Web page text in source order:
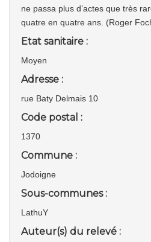
ne passa plus d’actes que très
quatre en quatre ans. (Roger
Etat sanitaire :
Moyen
Adresse :
rue Baty Delmais 10
Code postal :
1370
Commune :
Jodoigne
Sous-communes :
LathuY
Auteur(s) du relevé :